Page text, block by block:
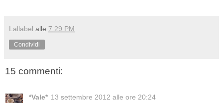
Lallabel alle 7:29 PM
Condividi
15 commenti:
*Vale* 13 settembre 2012 alle ore 20:24